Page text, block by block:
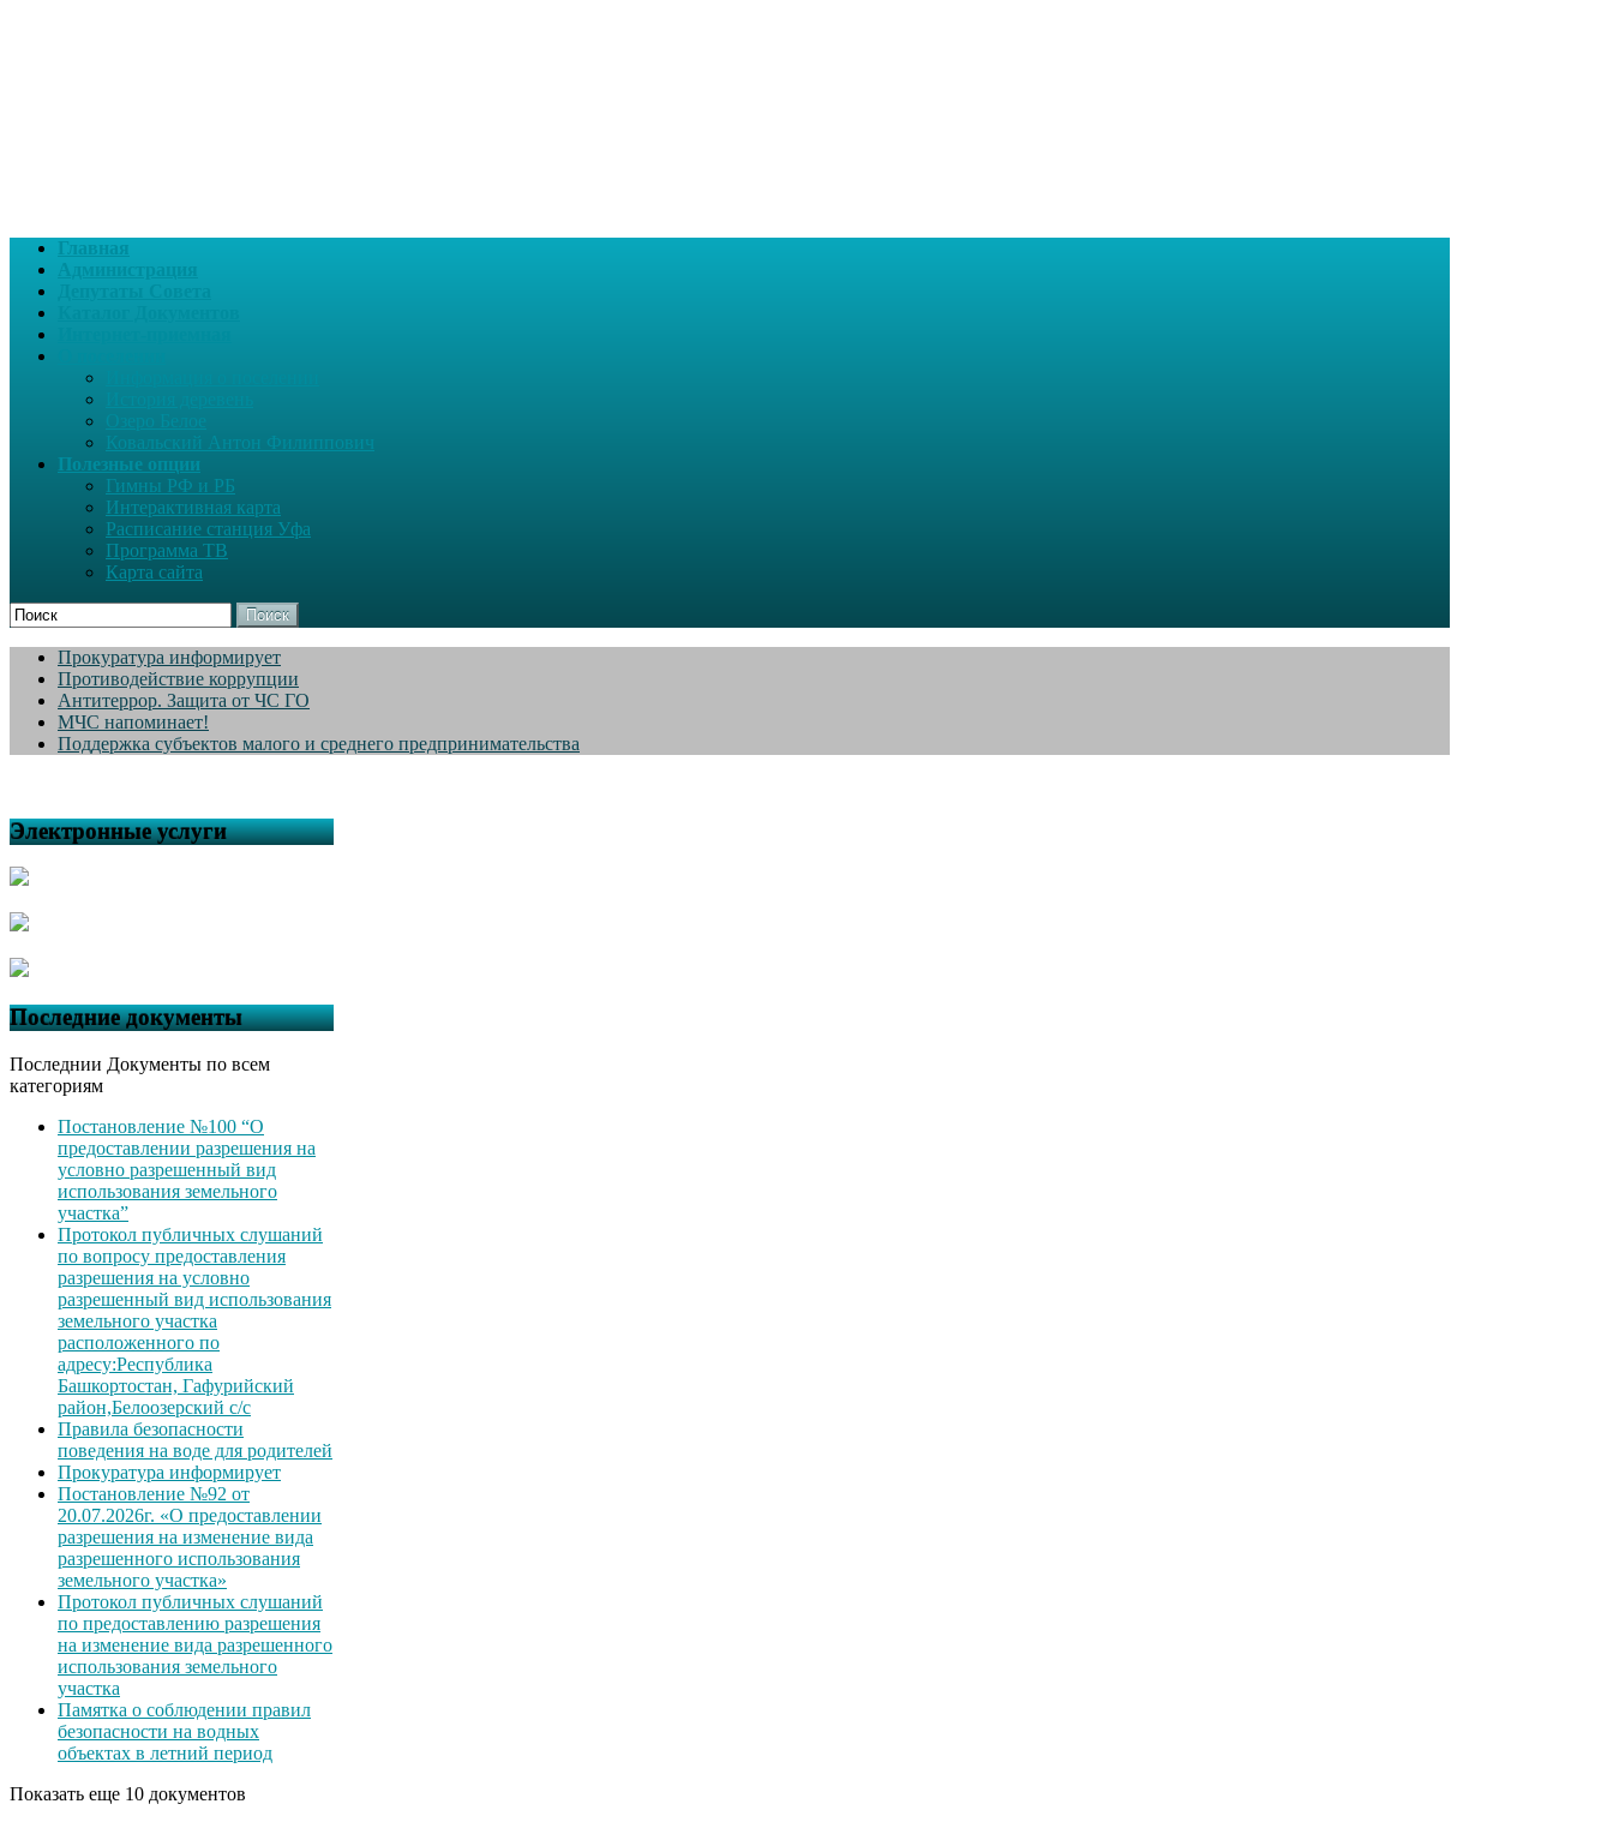
Главная
Администрация
Ковальский Антон Филиппович
Полезные опции
Гимны РФ и РБ
Интерактивная карта
Расписание станция Уфа
Программа ТВ
Карта сайта
Поиск
Прокуратура информирует
Противодействие коррупции
Антитеррор. Защита от ЧС ГО
МЧС напоминает!
Поддержка субъектов малого и среднего предпринимательства
Электронные услуги
Последние документы
Последнии Документы по всем
категориям
Постановление №100 “О
предоставлении разрешения на
условно разрешенный вид
использования земельного
участка”
Протокол публичных слушаний
по вопросу предоставления
разрешения на условно
разрешенный вид использования
земельного участка
расположенного по
адресу:Республика
Башкортостан, Гафурийский
район,Белоозерский с/с
Правила безопасности
поведения на воде для родителей
Прокуратура информирует
Постановление №92 от
20.07.2026г. «О предоставлении
разрешения на изменение вида
разрешенного использования
земельного участка»
Протокол публичных слушаний
по предоставлению разрешения
на изменение вида разрешенного
использования земельного
участка
Памятка о соблюдении правил
безопасности на водных
объектах в летний период
Показать еще 10 документов